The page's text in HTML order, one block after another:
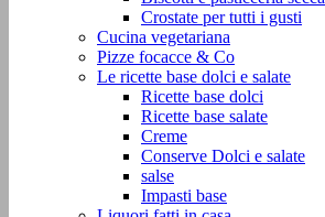
Crostate per tutti i gusti
Cucina vegetariana
Pizze focacce & Co
Le ricette base dolci e salate
Ricette base dolci
Ricette base salate
Creme
Conserve Dolci e salate
salse
Impasti base